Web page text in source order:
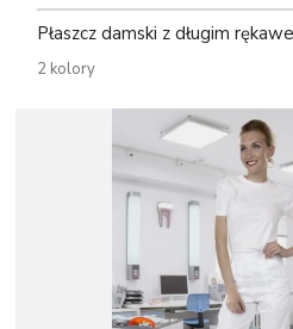
Płaszcz damski z długim
2 kolory